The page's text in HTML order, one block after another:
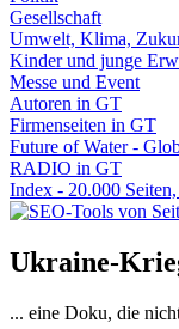
Gesellschaft
Umwelt, Klima,
Kinder und junge
Messe und Event
Autoren in GT
Firmenseiten in GT
Future of Water -
RADIO in GT
Index - 20.000
Ukraine-
... eine Doku, die